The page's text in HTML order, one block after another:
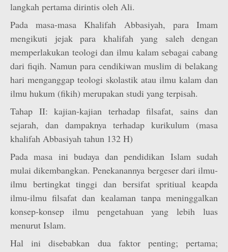
langkah pertama dirintis oleh Ali.
Pada masa-masa Khalifah Abbasiyah, para Imam
mengikuti jejak para khalifah yang saleh dengan
memperlakukan teologi dan ilmu kalam sebagai cabang
dari fiqih. Namun para cendikiwan muslim di belakang
hari menganggap teologi skolastik atau ilmu kalam dan
ilmu hukum (fikih) merupakan studi yang terpisah.
Tahap II: kajian-kajian terhadap filsafat, sains dan
sejarah, dan dampaknya terhadap kurikulum (masa
khalifah Abbasiyah tahun 132 H)
Pada masa ini budaya dan pendidikan Islam sudah
mulai dikembangkan. Penekanannya bergeser dari ilmu-
ilmu bertingkat tinggi dan bersifat spritiual keapda
ilmu-ilmu filsafat dan kealaman tanpa meninggalkan
konsep-konsep ilmu pengetahuan yang lebih luas
menurut Islam.
Hal ini disebabkan dua faktor penting; pertama;